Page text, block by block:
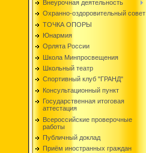
Внеурочная деятельность
Охранно-оздоровительный совет
ТОЧКА ОПОРЫ
Юнармия
Орлята России
Школа Минпросвещения
Школьный театр
Спортивный клуб "ГРАНД"
Консультационный пункт
Государственная итоговая
аттестация
Всероссийские проверочные
работы
Публичный доклад
Приём иностранных граждан